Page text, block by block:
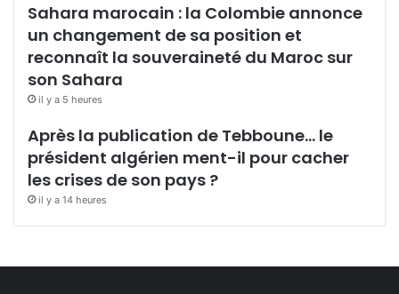
Sahara marocain : la Colombie annonce
un changement de sa position et
reconnaît la souveraineté du Maroc sur
son Sahara
il y a 5 heures
Après la publication de Tebboune… le
président algérien ment-il pour cacher
les crises de son pays ?
il y a 14 heures